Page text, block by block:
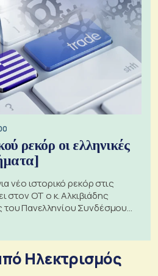
ρεκόρ οι ελληνικές
νέο ιστορικό ρεκόρ στις
στον ΟΤ ο κ. Αλκιβιάδης
Πανελληνίου Συνδέσμου
Ηλεκτρισμός